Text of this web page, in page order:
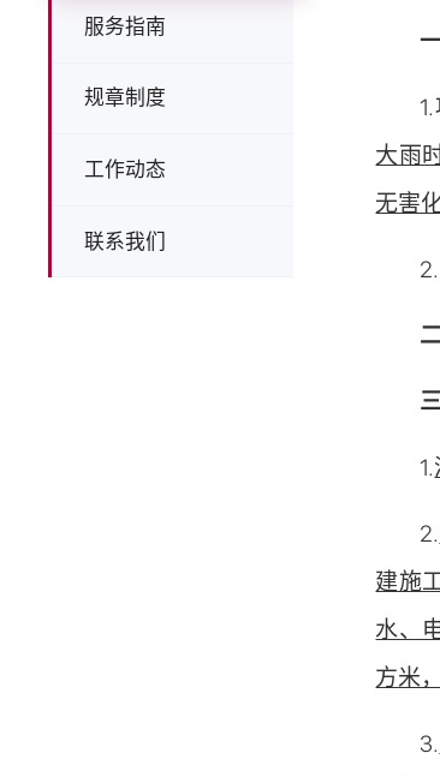
服务指南
规章制度
工作动态
联系我们
1.
大雨
无害
1.
2.
建施
水、
方米
3.